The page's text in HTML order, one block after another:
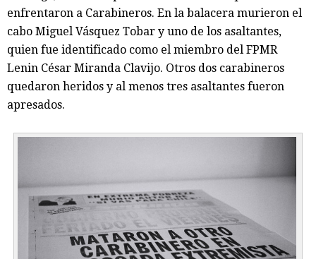
enfrentaron a Carabineros. En la balacera murieron el
cabo Miguel Vásquez Tobar y uno de los asaltantes,
quien fue identificado como el miembro del FPMR
Lenin César Miranda Clavijo. Otros dos carabineros
quedaron heridos y al menos tres asaltantes fueron
apresados.